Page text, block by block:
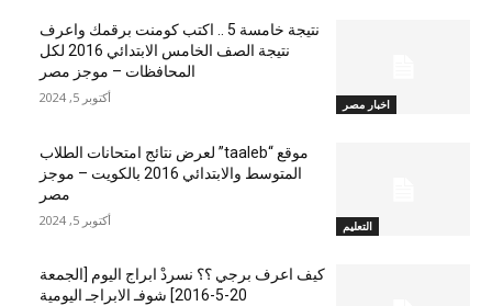
اخبار مصر
نتيجة خامسة 5 .. اكتب كومنت برقمك واعرف
نتيجة الصف الخامس الابتدائي 2016 لكل
المحافظات – موجز مصر
أكتوبر 5, 2024
التعليم
موقع “taaleb” لعرض نتائج امتحانات الطلاب
المتوسط والابتدائي 2016 بالكويت – موجز
مصر
أكتوبر 5, 2024
كيف اعرف برجي ؟؟ نسردْ ابراج اليوم [الجمعة
20-5-2016] شوفـ الابراجـ اليومية